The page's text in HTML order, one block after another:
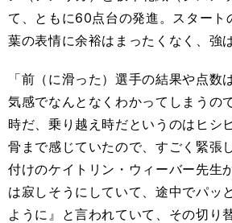
て、ともに60点台の発進。スタート
葉の表情に余裕はまったくなく、強
「前（に滑った）選手の結果や点数
気感でなんとなくわかってしまうの
時だ、乗り越え時だというのはヒシ
骨まで感じていたので、すごく緊張
付けのケイトリン・ウィーバー先生
は寂しそうにしていて、途中でパッ
ように』と言われていて、その切り